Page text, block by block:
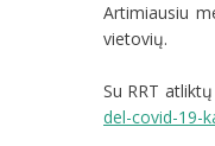
Artimiausiu
vietovių.
Su RRT
del-covid-19-